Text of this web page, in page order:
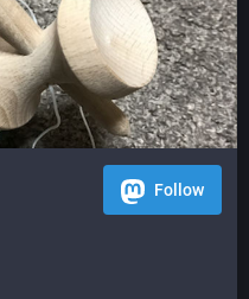
Follow